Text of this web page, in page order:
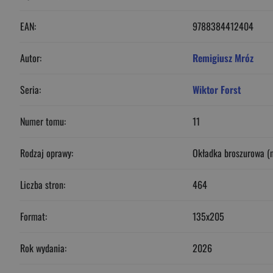
EAN: 9788384412404
Autor: Remigiusz Mróz
Seria: Wiktor Forst
Numer tomu: 11
Rodzaj oprawy: Okładka broszurowa
Liczba stron: 464
Format: 135x205
Rok wydania: 2026